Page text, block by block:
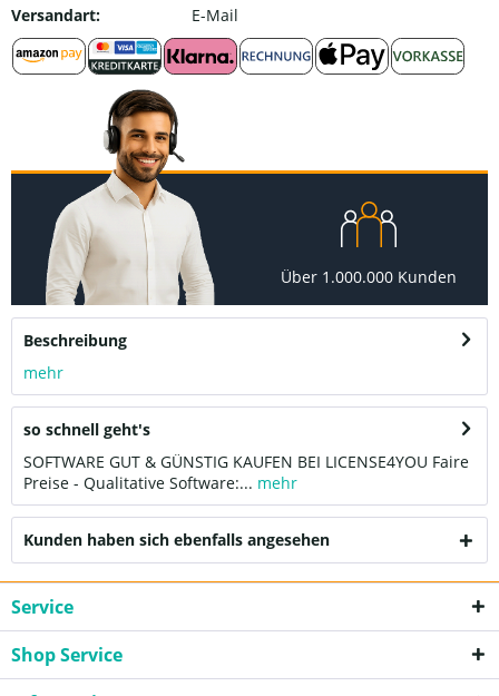
Versandart:
E-Mail
Über 1.000.000 Kunden
Beschreibung
mehr
so schnell geht's
SOFTWARE GUT & GÜNSTIG KAUFEN BEI LICENSE4YOU Faire
Preise - Qualitative Software:... mehr
Kunden haben sich ebenfalls angesehen
Service
Shop Service